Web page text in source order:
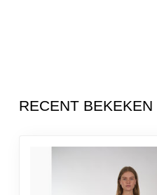
RECENT BEKEKEN